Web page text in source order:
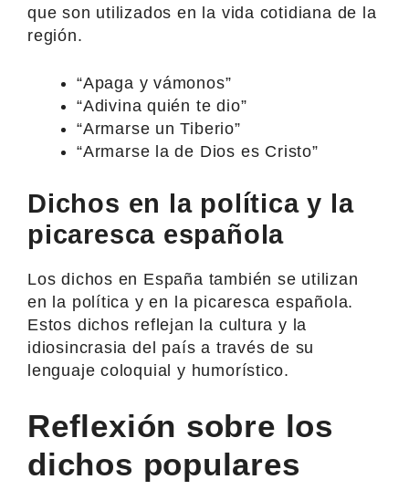
que son utilizados en la vida cotidiana de la
región.
“Apaga y vámonos”
“Adivina quién te dio”
“Armarse un Tiberio”
“Armarse la de Dios es Cristo”
Dichos en la política y la
picaresca española
Los dichos en España también se utilizan
en la política y en la picaresca española.
Estos dichos reflejan la cultura y la
idiosincrasia del país a través de su
lenguaje coloquial y humorístico.
Reflexión sobre los
dichos populares